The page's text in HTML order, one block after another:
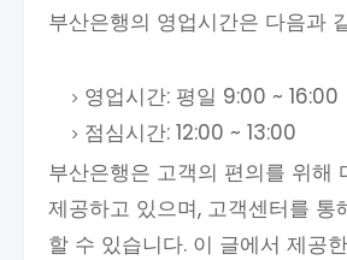
부산은행의 영업시간은 다음과
영업시간: 평일 9:00 ~ 16:00
점심시간: 12:00 ~ 13:00
부산은행은 고객의 편의를 위해
제공하고 있으며, 고객센터를 통
할 수 있습니다. 이 글에서 제공